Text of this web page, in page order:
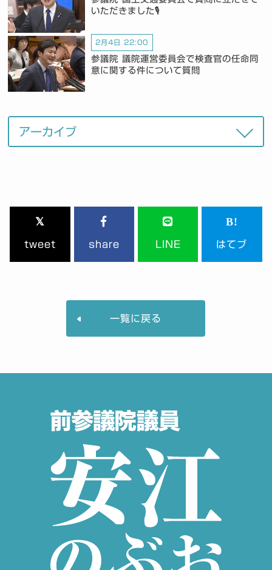
いただきました🎙️
2月4日 22:00
参議院 議院運営委員会で検査官の任命同
意に関する件について質問
tweet share LINE はてブ
一覧に戻る